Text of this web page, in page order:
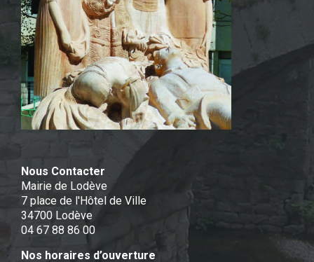
Nous Contacter
Mairie de Lodève
7 place de l'Hôtel de Ville
34700 Lodève
04 67 88 86 00
Nos horaires d’ouverture